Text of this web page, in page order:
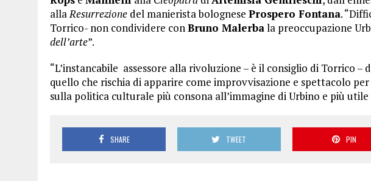
allaResurrezione del manierista bolognese Prospero Fontana.
Torrico- non condividere conBruno Malerbala preoccupazione
dell’arte”.
“L’instancabile assessore alla rivoluzione – è il consiglio di Torrico
quello che rischia di apparire come improvvisazione e spettacolo
sulla politica culturale più consona all’immagine di Urbino e più utile
SHARE TWEET PIN